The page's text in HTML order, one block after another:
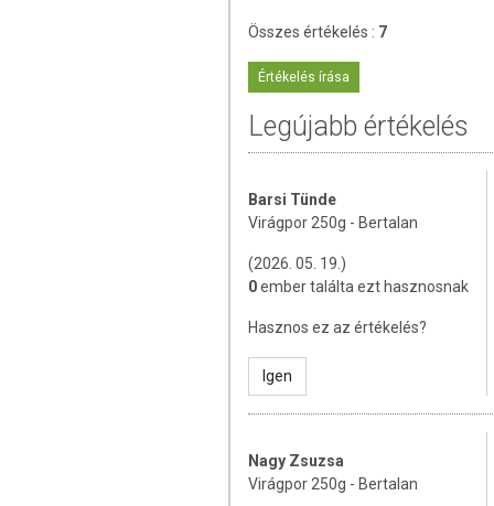
Az étrend-kiegészítők az érvényben
amelyek a hagyományos étrend
tápanyagokat. Bár az étrend-
betegséget megelőző vagy gyógyító
gyógyít betegségeket! A termék nem
használatát beszélje meg
szedje a készítményt, ha az
tartandó!
Összes értékelés : 7
Értékelés írása
Legújabb értékelés
Barsi Tünde
Virágpor 250g - Bertalan
(2026. 05. 19.)
0ember találta ezt hasznosnak
Hasznos ez az értékelés?
Igen
Nagy Zsuzsa
Virágpor 250g - Bertalan